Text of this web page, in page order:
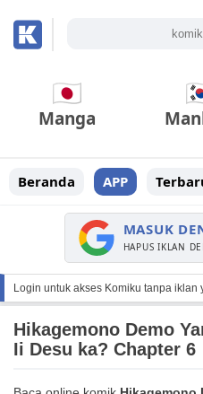
Manga
Beranda APP
MASUK
HAPUS IKLAN
Login untuk akses Komiku tanpa iklan
Hikagemono Demo
Ii Desu ka? Chapter 6